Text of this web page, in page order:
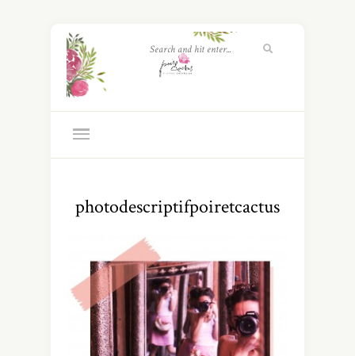
photodescriptifpoiretcactus